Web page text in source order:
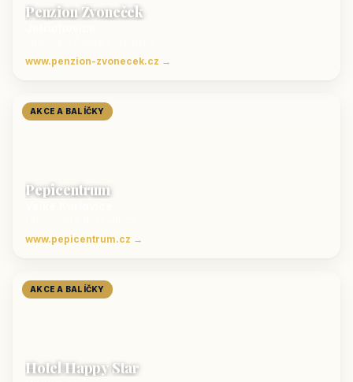
Penzion Zvoneček
www.penzion-zvonecek.cz →
AKCE A BALÍČKY
Pepicentrum
www.pepicentrum.cz →
AKCE A BALÍČKY
Hotel Happy Star